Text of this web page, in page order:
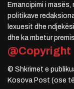
Emancipimi i
politikave
lexuesit dhe
dhe ka mbetur
@Copyright
© Shkrimet e
Kosova Post (ose